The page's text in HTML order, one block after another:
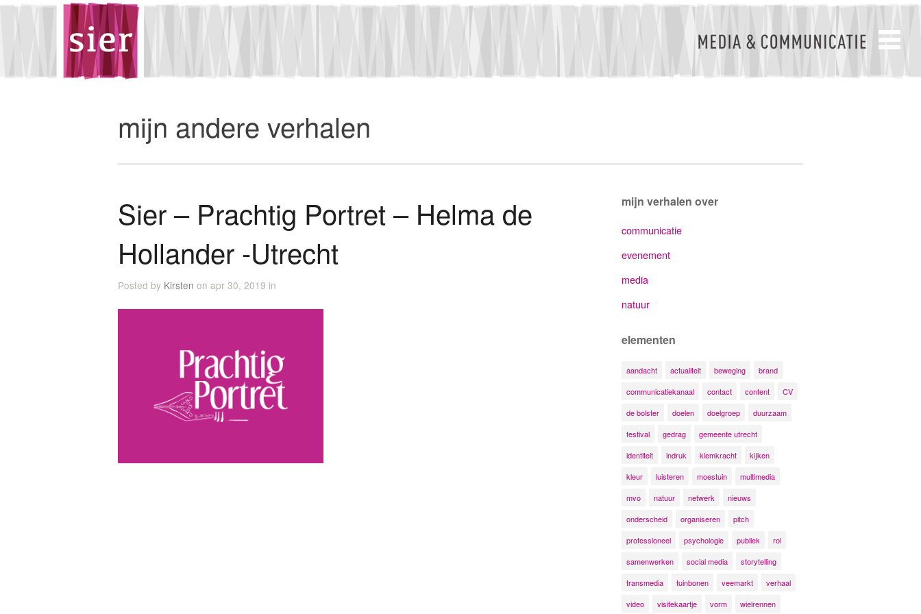
mijn andere verhalen
Sier – Prachtig Portret – Helma de
Hollander -Utrecht
Posted by Kirsten on apr 30, 2019 in
mijn verhalen over
communicatie
evenement
media
natuur
elementen
aandacht actualiteit beweging
brand
communicatiekanaal
contact content
CV
de bolster
doelen doelgroep
duurzaam
festival
gedrag
gemeente utrecht
identiteit
indruk kiemkracht
kijken
kleur
luisteren moestuin
multimedia
mvo
natuur netwerk
nieuws
onderscheid
organiseren
pitch
professioneel
psychologie publiek
rol
samenwerken
social media
storytelling
transmedia
tuinbonen veemarkt
verhaal
video
visitekaartje vorm wielrennen